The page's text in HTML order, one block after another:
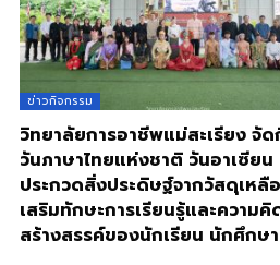
ข่าวกิจกรรม
วิทยาลัยการอาชีพแม่สะเรียง จัด
วันภาษาไทยแห่งชาติ วันอาเซียน
ประกวดสิ่งประดิษฐ์จากวัสดุเหลื
เสริมทักษะการเรียนรู้และความคิ
สร้างสรรค์ของนักเรียน นักศึกษา